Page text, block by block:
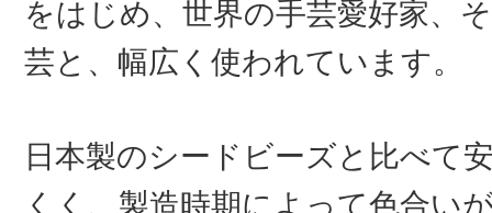
をはじめ、世界の手芸愛好家、
芸と、幅広く使われています。
日本製のシードビーズと比べて
くく、製造時期によって色合い